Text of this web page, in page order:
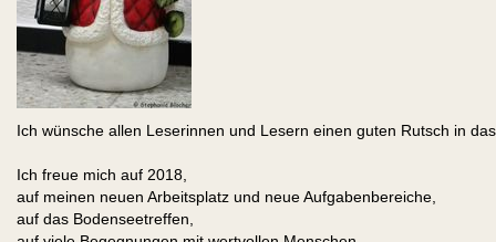
Ich wünsche allen Leserinnen und Lesern einen guten Rutsch in
Ich freue mich auf 2018,
auf meinen neuen Arbeitsplatz und neue Aufgabenbereiche,
auf das Bodenseetreffen,